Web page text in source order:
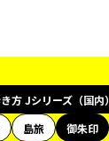
方 Jシリーズ（国内）
島旅 御朱印